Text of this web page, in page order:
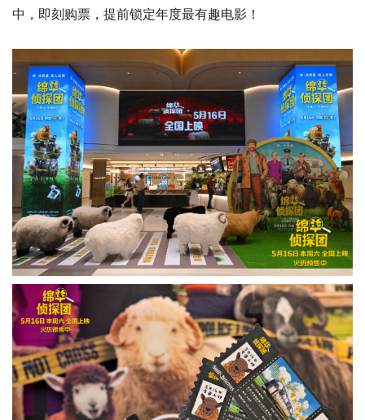
中，即刻购票，提前锁定年度最有趣电影！